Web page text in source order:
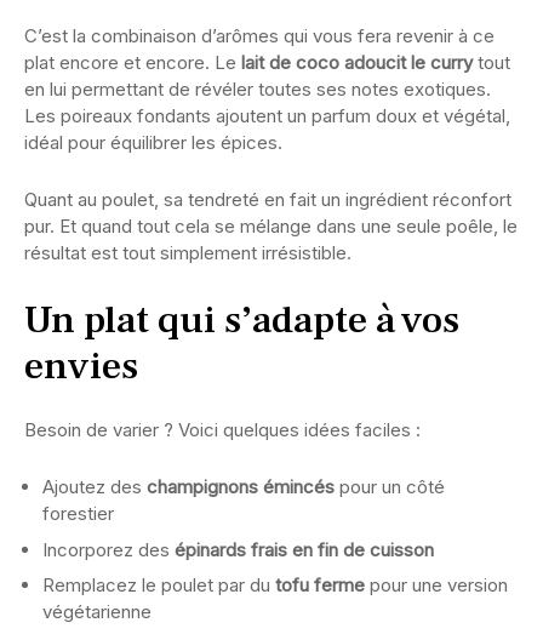
C’est la combinaison d’arômes qui vous fera revenir à ce
plat encore et encore. Le lait de coco adoucit le currytout
en lui permettant de révéler toutes ses notes exotiques.
Les poireaux fondants ajoutent un parfum doux et végétal,
idéal pour équilibrer les épices.
Quant au poulet, sa tendreté en fait un ingrédient réconfort
pur. Et quand tout cela se mélange dans une seule poêle, le
résultat est tout simplement irrésistible.
Un plat qui s’adapte à vos
envies
Besoin de varier ? Voici quelques idées faciles :
Ajoutez des champignons émincés pour un côté
forestier
Incorporez des épinards frais en fin de cuisson
Remplacez le poulet par du tofu ferme pour une version
végétarienne